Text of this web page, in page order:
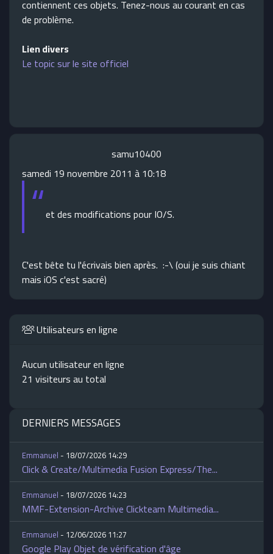
contiennent ces objets. Tenez-nous au courant en cas
de problème.
Lien divers
Le topic sur le site officiel
samu10400
samedi 19 novembre 2011 à 10:18
et des modifications pour IO/S.
C'est bête tu l'écrivais bien après. :-\ (oui je suis chiant
mais iOS c'est sacré)
Utilisateurs en ligne
Aucun utilisateur en ligne
21 visiteurs au total
DERNIERS MESSAGES
Emmanuel- 18/07/2026 14:29
Click & Create/Multimedia Fusion Express/The...
Emmanuel- 18/07/2026 14:23
MMF-Extension-Archive Clickteam Multimedia...
Emmanuel- 12/06/2026 11:27
Google Play Objet de vérification d'âge